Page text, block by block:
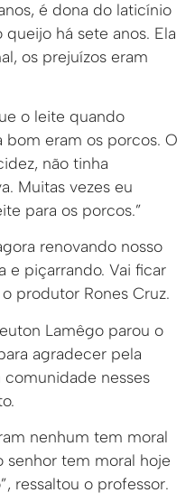
é dona do laticínio
há sete anos. Ela
os prejuízos eram
o leite quando
bom eram os porcos. O
não tinha
Muitas vezes eu
para os porcos.”
renovando nosso
e piçarrando. Vai ficar
produtor Rones Cruz.
Lamêgo parou o
agradecer pela
comunidade nesses
nenhum tem moral
senhor tem moral hoje
ressaltou o professor.